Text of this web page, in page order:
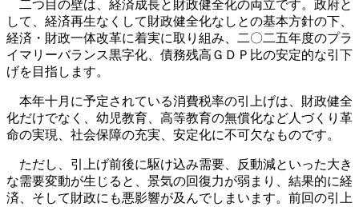
二つ目の壁は、経済成長と財政健全化の両立です。政府と
して、経済再生なくして財政健全化なしとの基本方針の下、
経済・財政一体改革に着実に取り組み、二〇二五年度のプラ
イマリーバランス黒字化、債務残高ＧＤＰ比の安定的な引下
げを目指します。
本年十月に予定されている消費税率の引上げは、財政健全
化だけでなく、幼児教育、高等教育の無償化など人づくり革
命の実現、社会保障の充実、安定化に不可欠なものです。
ただし、引上げ前後に駆け込み需要、反動減といった大き
な需要変動が生じると、景気の回復力が弱まり、結果的に経
済、そして財政にも悪影響が及んでしまいます。前回の引上